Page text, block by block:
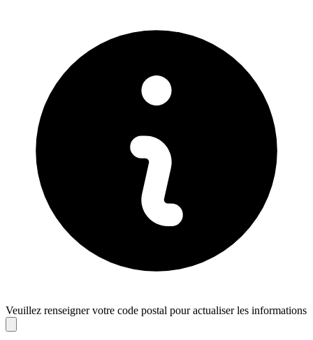
Veuillez renseigner votre code postal pour actualiser les informations